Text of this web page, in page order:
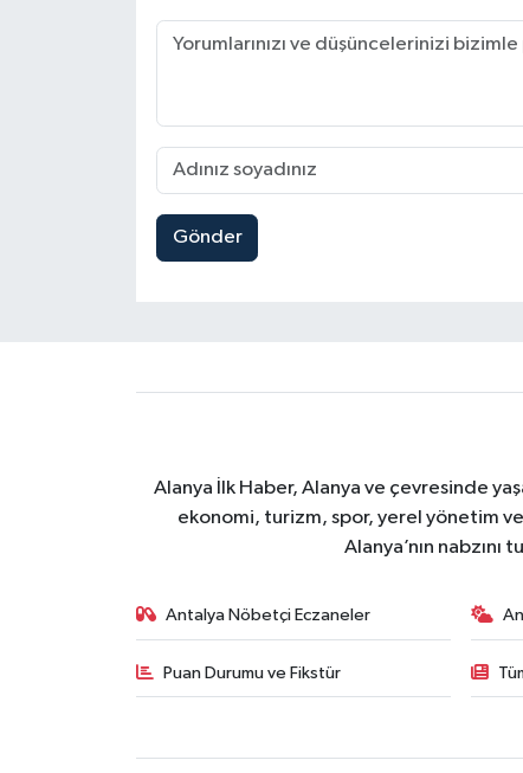
Gönder
Alanya İlk Haber, Alanya ve çevresinde
ekonomi, turizm, spor, yerel yönetim
Alanya’nın
Antalya Nöbetçi Eczaneler
Puan Durumu ve Fikstür